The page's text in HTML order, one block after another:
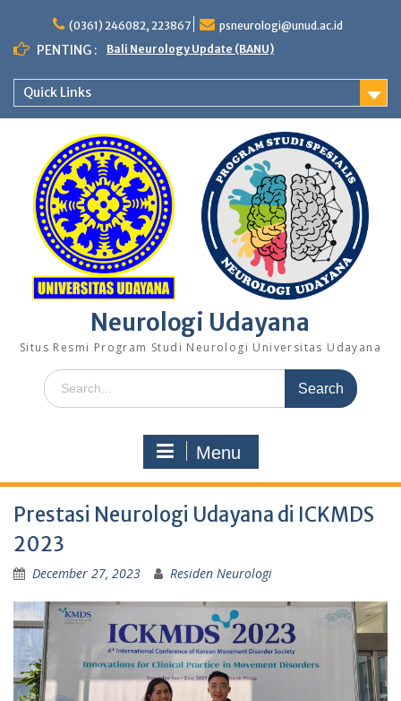
content
(0361) 246082, 223867 psneurologi@unud.ac.id
PENTING : Bali Neurology Update (BANU)
Quick Links
Neurologi Udayana
Situs Resmi Program Studi Neurologi Universitas Udayana
Search
for:
Menu
Prestasi Neurologi Udayana di ICKMDS
2023
December 27, 2023 Residen Neurologi